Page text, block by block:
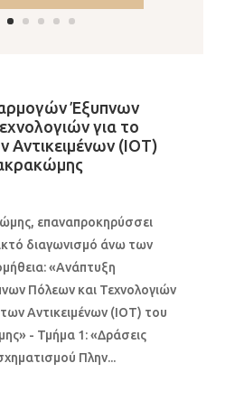
Έξυπνων
για το
Αντικειμένων (ΙΟΤ)
επαναπροκηρύσσει
διαγωνισμό άνω των
«Ανάπτυξη
Πόλεων και Τεχνολογιών
Αντικειμένων (ΙΟΤ) του
- Τμήμα 1: «Δράσεις
Πλην...